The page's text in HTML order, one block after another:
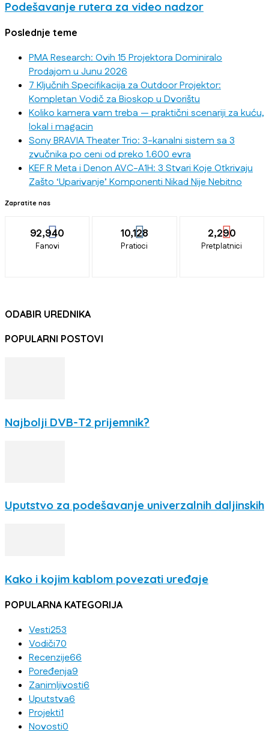
Podešavanje rutera za video nadzor
Poslednje teme
PMA Research: Ovih 15 Projektora Dominiralo
Prodajom u Junu 2026
7 Ključnih Specifikacija za Outdoor Projektor:
Kompletan Vodič za Bioskop u Dvorištu
Koliko kamera vam treba — praktični scenariji za kuću,
lokal i magacin
Sony BRAVIA Theater Trio: 3-kanalni sistem sa 3
zvučnika po ceni od preko 1.600 evra
KEF R Meta i Denon AVC-A1H: 3 Stvari Koje Otkrivaju
Zašto ‘Uparivanje’ Komponenti Nikad Nije Nebitno
Zapratite nas
92,940
Fanovi
10,128
Pratioci
2,290
Pretplatnici
ODABIR UREDNIKA
POPULARNI POSTOVI
Najbolji DVB-T2 prijemnik?
Uputstvo za podešavanje univerzalnih daljinskih
Kako i kojim kablom povezati uređaje
POPULARNA KATEGORIJA
Vesti253
Vodiči70
Recenzije66
Poređenja9
Zanimljivosti6
Uputstva6
Projekti1
Novosti0